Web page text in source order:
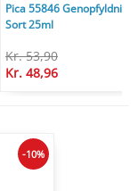
Pica 55846
Sort 25ml
Kr. 53,90
Kr. 48,96
-10%